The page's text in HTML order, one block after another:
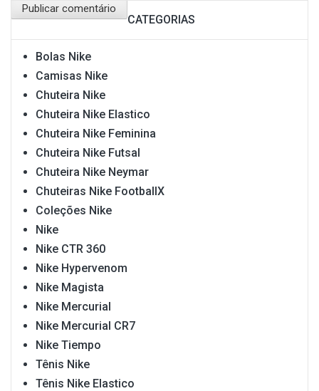
CATEGORIAS
Bolas Nike
Camisas Nike
Chuteira Nike
Chuteira Nike Elastico
Chuteira Nike Feminina
Chuteira Nike Futsal
Chuteira Nike Neymar
Chuteiras Nike FootballX
Coleções Nike
Nike
Nike CTR 360
Nike Hypervenom
Nike Magista
Nike Mercurial
Nike Mercurial CR7
Nike Tiempo
Tênis Nike
Tênis Nike Elastico